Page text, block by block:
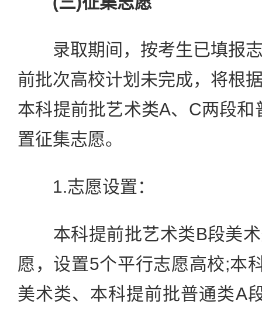
录取期间，按考生已填报志
前批次高校计划未完成，将根
本科提前批艺术类A、C两段
置征集志愿。
1.志愿设置：
本科提前批艺术类B段美术
愿，设置5个平行志愿高校;本
美术类、本科提前批普通类A